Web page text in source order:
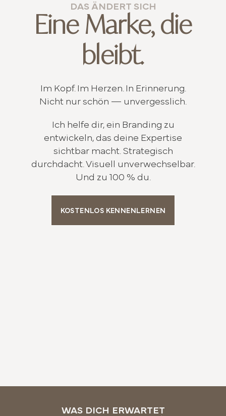
DAS ÄNDERT SICH
Eine Marke, die
bleibt.
Im Kopf. Im Herzen. In Erinnerung.
Nicht nur schön — unvergesslich.
Ich helfe dir, ein Branding zu
entwickeln, das deine Expertise
sichtbar macht. Strategisch
durchdacht. Visuell unverwechselbar.
Und zu 100 % du.
KOSTENLOS KENNENLERNEN
WAS DICH ERWARTET